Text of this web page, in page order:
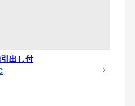
出し付